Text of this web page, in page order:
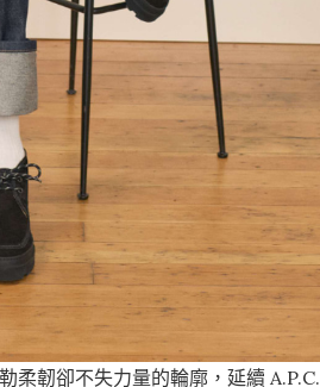
柔韌卻不失力量的輪廓，延續